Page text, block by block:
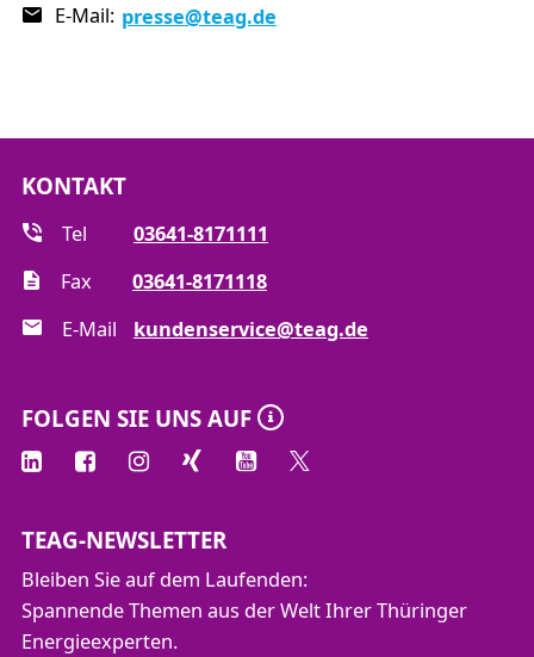
E-Mail: presse@teag.de
KONTAKT
Tel
03641-8171111
Fax
03641-8171118
E-Mail
kundenservice@teag.de
FOLGEN SIE UNS AUF
TEAG-NEWSLETTER
Bleiben Sie auf dem Laufenden:
Spannende Themen aus der Welt Ihrer Thüringer
Energieexperten.